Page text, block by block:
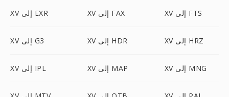
XV إلى EXR XV إلى FAX XV إلى FTS
XV إلى G3 XV إلى HDR XV إلى HRZ
XV إلى IPL XV إلى MAP XV إلى MNG